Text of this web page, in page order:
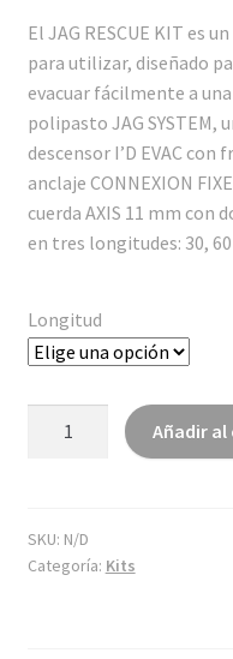
El JAG RESCUE KIT es
para utilizar, diseñado
evacuar fácilmente a
polipasto JAG SYSTEM,
descensor I’D EVAC
anclaje CONNEXION
cuerda AXIS 11 mm con
en tres longitudes: 30, 60
Longitud
Añadir
SKU: N/D
Categoría: Kits